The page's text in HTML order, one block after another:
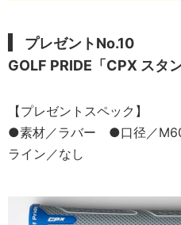
プレゼントNo.10
GOLF PRIDE「CPX スタ
【プレゼントスペック】
●素材／ラバー ●口径／
ライン／なし